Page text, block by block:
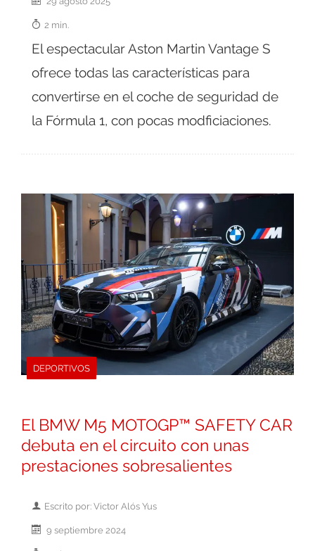
2 min.
El espectacular Aston Martin Vantage S
ofrece todas las características para
convertirse en el coche de seguridad de
la Fórmula 1, con pocas modficiaciones.
DEPORTIVOS
El BMW M5 MOTOGP™ SAFETY CAR
debuta en el circuito con unas
prestaciones sobresalientes
Escrito por: Victor Alós Yus
9 septiembre 2024